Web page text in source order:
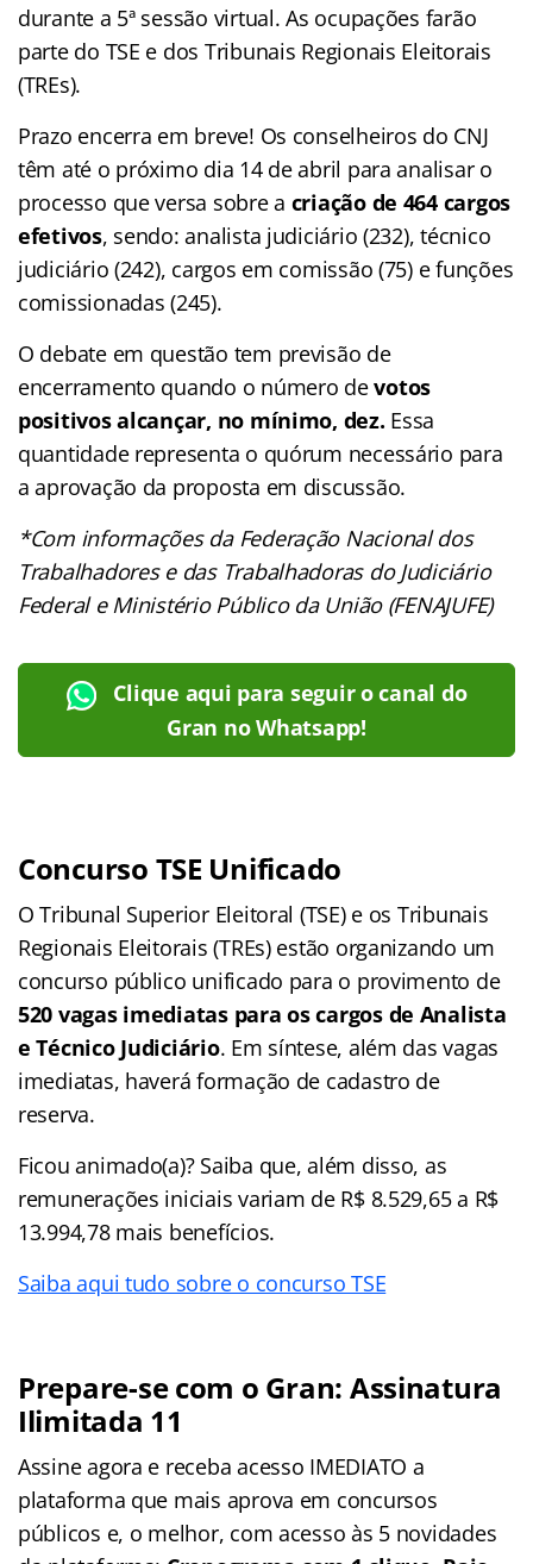
durante a 5ª sessão virtual. As ocupações farão
parte do TSE e dos Tribunais Regionais Eleitorais
(TREs).
Prazo encerra em breve! Os conselheiros do CNJ
têm até o próximo dia 14 de abril para analisar o
processo que versa sobre a criação de 464 cargos
efetivos, sendo: analista judiciário (232), técnico
judiciário (242), cargos em comissão (75) e funções
comissionadas (245).
O debate em questão tem previsão de
encerramento quando o número devotos
positivos alcançar, no mínimo, dez. Essa
quantidade representa o quórum necessário para
a aprovação da proposta em discussão.
*Com informações da Federação Nacional dos
Trabalhadores e das Trabalhadoras do Judiciário
Federal e Ministério Público da União (FENAJUFE)
Clique aqui para seguir o canal do
Gran no Whatsapp!
Concurso TSE Unificado
O Tribunal Superior Eleitoral (TSE) e os Tribunais
Regionais Eleitorais (TREs) estão organizando um
concurso público unificado para o provimento de
520 vagas imediatas para os cargos de Analista
e Técnico Judiciário. Em síntese, além das vagas
imediatas, haverá formação de cadastro de
reserva.
Ficou animado(a)? Saiba que, além disso, as
remunerações iniciais variam de R$ 8.529,65 a R$
13.994,78 mais benefícios.
Saiba aqui tudo sobre o concurso TSE
Prepare-se com o Gran: Assinatura
Ilimitada 11
Assine agora e receba acesso IMEDIATO a
plataforma que mais aprova em concursos
públicos e, o melhor, com acesso às 5 novidades